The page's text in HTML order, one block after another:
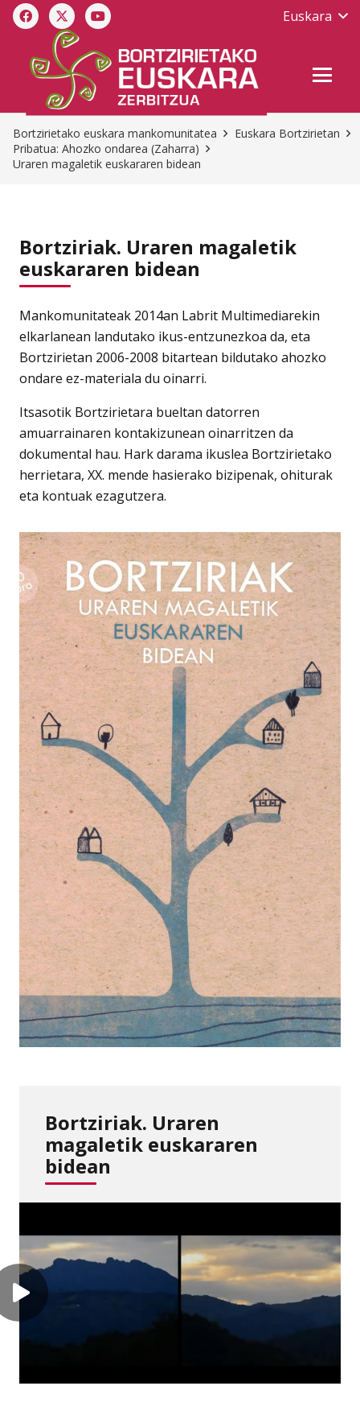
Euskara
Bortzirietako euskara mankomunitatea
Euskara Bortzirietan
Pribatua: Ahozko ondarea (Zaharra)
Uraren magaletik euskararen bidean
Bortziriak. Uraren magaletik
euskararen bidean
Mankomunitateak 2014an Labrit Multimediarekin
elkarlanean landutako ikus-entzunezkoa da, eta
Bortzirietan 2006-2008 bitartean bildutako ahozko
ondare ez-materiala du oinarri.
Itsasotik Bortzirietara bueltan datorren
amuarrainaren kontakizunean oinarritzen da
dokumental hau. Hark darama ikuslea Bortzirietako
herrietara, XX. mende hasierako bizipenak, ohiturak
eta kontuak ezagutzera.
Bortziriak. Uraren
magaletik euskararen
bidean